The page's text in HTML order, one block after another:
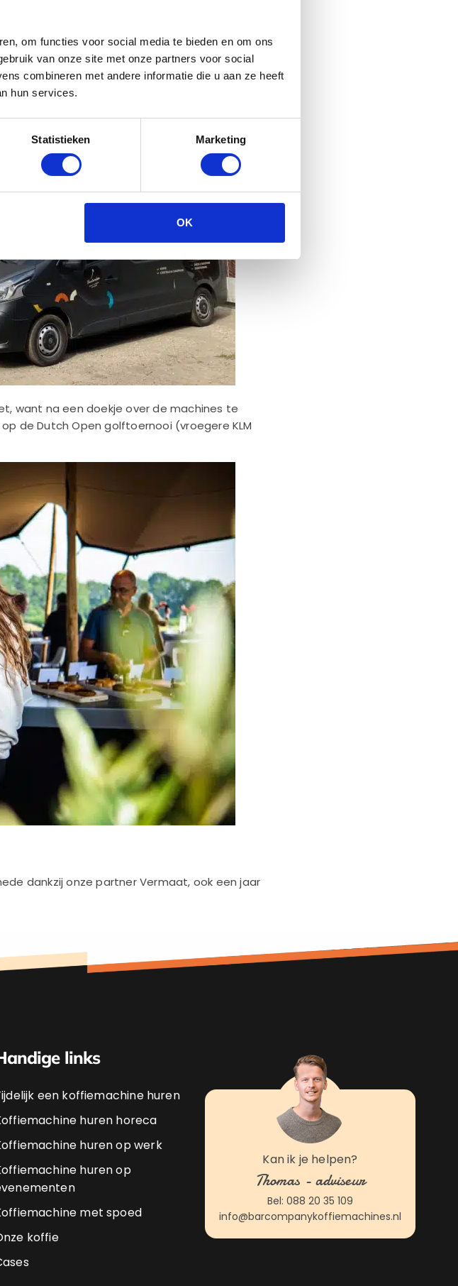
om functies voor social media te bieden en om ons
van onze site met onze partners voor social
combineren met andere informatie die u aan ze heeft
hun services.
Statistieken Marketing
OK
want na een doekje over de machines te
de Dutch Open golftoernooi (vroegere KLM
dankzij onze partner Vermaat, ook een jaar
links
een koffiemachine huren
huren horeca
huren op werk
huren op
met spoed
koffie
Kan ik je helpen?
Thomas - adviseur
Bel: 088 20 35 109
info@barcompanykoffiemachines.nl